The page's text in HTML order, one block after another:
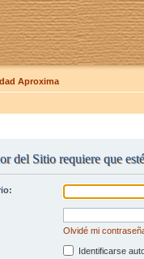
Aproxima
del Sitio requiere que
Olvidé mi
Identificarse